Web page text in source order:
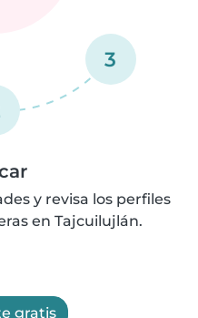
3
y revisa los perfiles
en Tajcuilujlán.
gratis